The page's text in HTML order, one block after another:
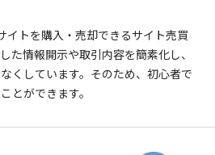
イトを購入・売却できるサイト売買
た情報開示や取引内容を簡素化し、
くしています。 そのため、初心者で
とができます。